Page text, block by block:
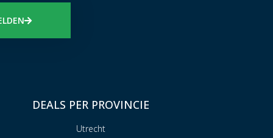
DEALS PER PROVINCIE
Utrecht